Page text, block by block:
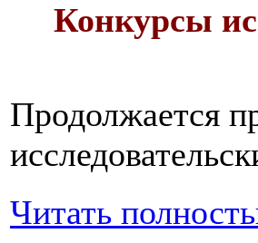
Конкурсы
Продолжается
Читать